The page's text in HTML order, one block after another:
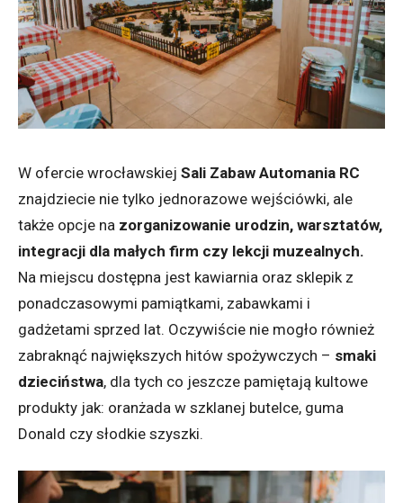
W ofercie wrocławskiej Sali Zabaw Automania RC
znajdziecie nie tylko jednorazowe wejściówki, ale
także opcje na zorganizowanie urodzin, warsztatów,
integracji dla małych firm czy lekcji muzealnych.
Na miejscu dostępna jest kawiarnia oraz sklepik z
ponadczasowymi pamiątkami, zabawkami i
gadżetami sprzed lat. Oczywiście nie mogło również
zabraknąć największych hitów spożywczych – smaki
dzieciństwa, dla tych co jeszcze pamiętają kultowe
produkty jak: oranżada w szklanej butelce, guma
Donald czy słodkie szyszki.